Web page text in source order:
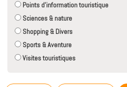
Points d'information touristique
Sciences & nature
Shopping & Divers
Sports & Aventure
Visites touristiques